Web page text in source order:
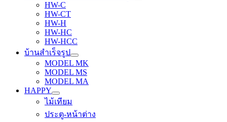
HW-C
HW-CT
HW-H
HW-HC
HW-HCC
บ้านสำเร็จรูป
MODEL MK
MODEL MS
MODEL MA
HAPPY
ไม้เทียม
ประตู-หน้าต่าง